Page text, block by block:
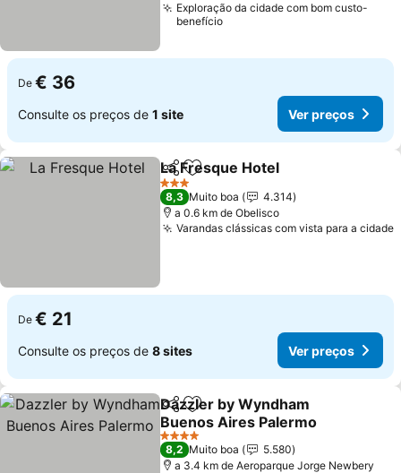
Exploração da cidade com bom custo-
benefício
De € 36
Consulte os preços de 1 site Ver preços
PartilharAdicionar aos favoritos
La Fresque Hotel
3 Estrelas
8,3 Muito boa
4.314
a 0.6 km de Obelisco
Varandas clássicas com vista para a cidade
De € 21
Consulte os preços de 8 sites Ver preços
PartilharAdicionar aos favoritos
Dazzler by Wyndham
Buenos Aires Palermo
Ver preços
4 Estrelas
8,2 Muito boa
5.580
a 3.4 km de Aeroparque Jorge Newbery